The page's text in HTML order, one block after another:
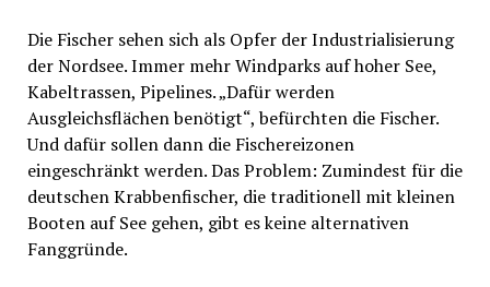
Die Fischer sehen sich als Opfer der Industrialisierung
der Nordsee. Immer mehr Windparks auf hoher See,
Kabeltrassen, Pipelines. „Dafür werden
Ausgleichsflächen benötigt“, befürchten die Fischer.
Und dafür sollen dann die Fischereizonen
eingeschränkt werden. Das Problem: Zumindest für die
deutschen Krabbenfischer, die traditionell mit kleinen
Booten auf See gehen, gibt es keine alternativen
Fanggründe.